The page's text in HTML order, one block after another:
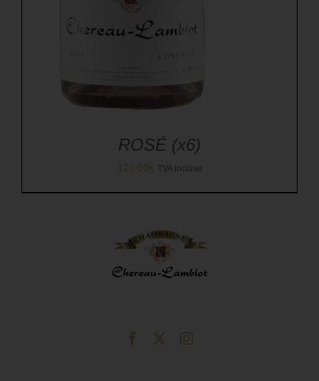
ROSÉ (x6)
120,00€ TVA incluse